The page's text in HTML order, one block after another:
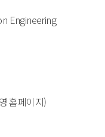
Engineering
홈페이지)